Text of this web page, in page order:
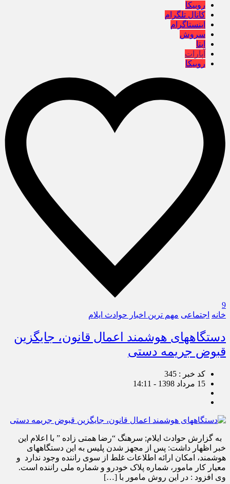
روبیکا
کانال تلگرام
اینستاگرام
سروش
ایتا
آپارات
روبیکا
9
خانه اجتماعی مهم ترین اخبار حوادث ایلام
دستگاههای هوشمند اعمال قانون، جایگزین
قبوض جریمه دستی
کد خبر : 345
15 مرداد 1398 - 14:11
به گزارش حوادث ایلام; سرهنگ “رضا همتی زاده ” با اعلام این
خبر اظهار داشت: پس از مجهز شدن پلیس به این دستگاههای
هوشمند، امکان ارائه اطلاعات غلط از سوی راننده وجود ندارد و
معیار کار مامور، شماره پلاک خودرو و شماره ملی راننده است.
وی افزود : در این روش مامور با […]